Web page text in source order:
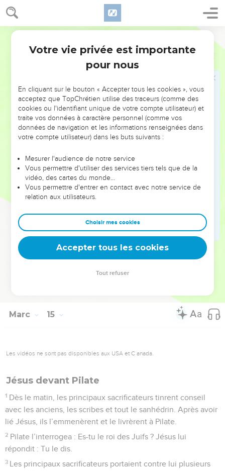
Marc 14
Pierre renie Jésus
66
des servantes du souverain sacrificateur.
Elle vit Pierre qui se chauffait, le regarda en face et lui dit :
Il le nia en disant : Je ne sais pas, je ne comprends pas ce
que tu veux dire. Puis il sortit pour aller dans le vestibule.
La servante le vit et se mit de nouveau à dire à ceux qui
étaient présents : Il est de ces gens-là. Il le nia de nouveau.
Pierre : Certainement, toi aussi, tu es de ces gens-là ; car tu
es Galiléen, [et tu parles comme eux].
Alors il se mit à faire des imprécations et à jurer : Je ne
connais pas l’homme dont vous parlez.
Aussitôt pour la seconde fois la coq chanta, et Pierre se
souvint de la parole que Jésus lui avait dite : Avant que le
coq chante deux fois, tu me renieras trois fois. Alors il se mit
à pleurer.
© Société biblique française – Bibli’O, 1978, avec autorisation. Pour vous procurer
Marc 15
Les vidéos ne sont pas disponibles aux USA et C anada.
Jésus devant Pilate
1 Dès le matin, les principaux sacrificateurs tinrent conseil
avec les anciens, les scribes et tout le sanhédrin. Après avoir
lié Jésus, ils l’emmenèrent et le livrèrent à Pilate.
2 Pilate l’interrogea : Es-tu le roi des Juifs ? Jésus lui
répondit : Tu le dis.
3 Les principaux sacrificateurs portaient contre lui plusieurs
Votre vie privée est importante
pour nous
En cliquant sur le bouton « Accepter tous les cookies », vous
acceptez que TopChrétien utilise des traceurs (comme des
cookies ou l'identifiant unique de votre compte utilisateur) et
traite vos données à caractère personnel (comme vos
données de navigation et les informations renseignées dans
votre compte utilisateur) dans les buts suivants :
Mesurer l'audience de notre service
Vous permettre d'utiliser des services tiers tels que de la
vidéo, des cartes du monde…
Vous permettre d'entrer en contact avec notre service de
relation aux utilisateurs.
Choisir mes cookies
Accepter tous les cookies
Tout refuser